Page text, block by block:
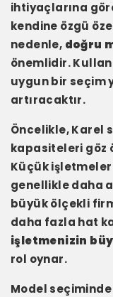
ihtiyaçlarına
kendine özgü
nedenle, doğru
önemlidir.
uygun bir seçim
artıracaktır.
Öncelikle, Karel
kapasiteleri göz
Küçük
genellikle daha
büyük ölçekli
daha fazla hat
işletmenizin
rol oynar.
Model